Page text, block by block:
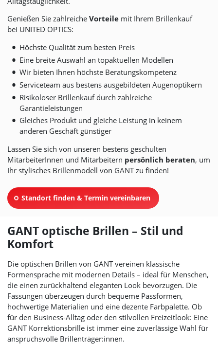
Genießen Sie zahlreiche Vorteile mit Ihrem Brillenkauf
bei UNITED OPTICS:
Höchste Qualität zum besten Preis
Eine breite Auswahl an topaktuellen Modellen
Wir bieten Ihnen höchste Beratungskompetenz
Serviceteam aus bestens ausgebildeten Augenoptikern
Risikoloser Brillenkauf durch zahlreiche
Garantieleistungen
Gleiches Produkt und gleiche Leistung in keinem
anderen Geschäft günstiger
Lassen Sie sich von unseren bestens geschulten
MitarbeiterInnen und Mitarbeitern persönlich beraten, um
Ihr stylisches Brillenmodell von GANT zu finden!
Standort finden & Termin vereinbaren
GANT optische Brillen – Stil und
Komfort
Die optischen Brillen von GANT vereinen klassische
Formensprache mit modernen Details – ideal für Menschen,
die einen zurückhaltend eleganten Look bevorzugen. Die
Fassungen überzeugen durch bequeme Passformen,
hochwertige Materialien und eine dezente Farbpalette. Ob
für den Business-Alltag oder den stilvollen Freizeitlook: Eine
GANT Korrektionsbrille ist immer eine zuverlässige Wahl für
anspruchsvolle Brillenträger:innen.